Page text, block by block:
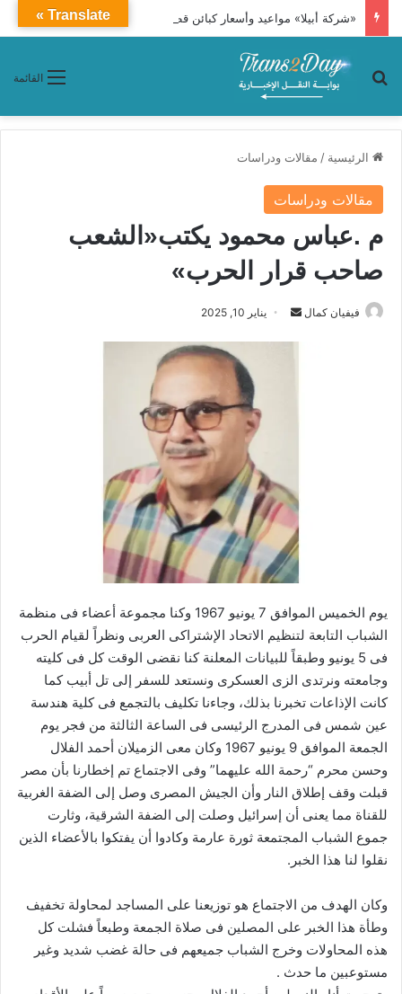
«شركة أبيلا» مواعيد وأسعار كبائن قطار النوم 86 «القاهرة ـ أسوان»
القائمة بحث عن
الرئيسية / مقالات ودراسات
مقالات ودراسات
م .عباس محمود يكتب«الشعب
صاحب قرار الحرب»
فيفيان كمال
ا
إ
ل
ك
ت
و
ن
ا
يناير 10, 2025
يوم الخميس الموافق 7 يونيو 1967 وكنا مجموعة أعضاء فى منظمة
الشباب التابعة لتنظيم الاتحاد الإشتراكى العربى ونظراً لقيام الحرب
فى 5 يونيو وطبقاً للبيانات المعلنة كنا نقضى الوقت كل فى كليته
وجامعته ونرتدى الزى العسكرى ونستعد للسفر إلى تل أبيب كما
كانت الإذاعات تخبرنا بذلك، وجاءنا تكليف بالتجمع فى كلية هندسة
عين شمس فى المدرج الرئيسى فى الساعة الثالثة من فجر يوم
الجمعة الموافق 9 يونيو 1967 وكان معى الزميلان أحمد الفلال
وحسن محرم “رحمة الله عليهما” وفى الاجتماع تم إخطارنا بأن مصر
قبلت وقف إطلاق النار وأن الجيش المصرى وصل إلى الضفة الغربية
للقناة مما يعنى أن إسرائيل وصلت إلى الضفة الشرقية، وثارت
جموع الشباب المجتمعة ثورة عارمة وكادوا أن يفتكوا بالأعضاء الذين
نقلوا لنا هذا الخبر.
وكان الهدف من الاجتماع هو توزيعنا على المساجد لمحاولة تخفيف
وطأة هذا الخبر على المصلين فى صلاة الجمعة وطبعاً فشلت كل
هذه المحاولات وخرج الشباب جميعهم فى حالة غضب شديد وغير
مستوعبين ما حدث .
Translate »